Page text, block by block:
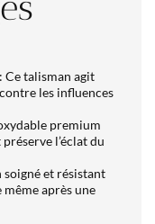
: Ce talisman agit
les influences
premium
l’éclat du
soigné et résistant
après une